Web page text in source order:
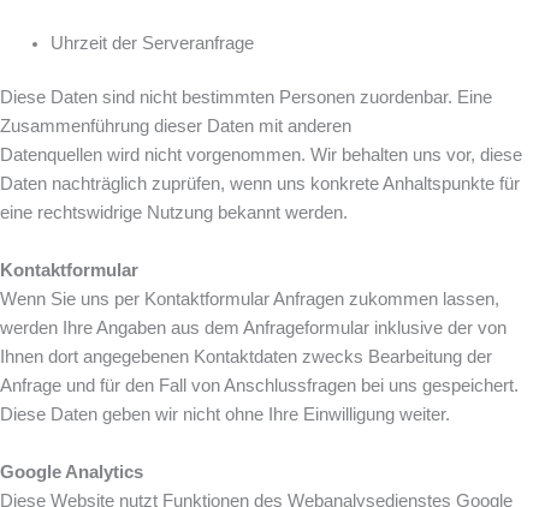
Uhrzeit der Serveranfrage
Diese Daten sind nicht bestimmten Personen zuordenbar. Eine
Zusammenführung dieser Daten mit anderen
Datenquellen wird nicht vorgenommen. Wir behalten uns vor, diese
Daten nachträglich zuprüfen, wenn uns konkrete Anhaltspunkte für
eine rechtswidrige Nutzung bekannt werden.
Kontaktformular
Wenn Sie uns per Kontaktformular Anfragen zukommen lassen,
werden Ihre Angaben aus dem Anfrageformular inklusive der von
Ihnen dort angegebenen Kontaktdaten zwecks Bearbeitung der
Anfrage und für den Fall von Anschlussfragen bei uns gespeichert.
Diese Daten geben wir nicht ohne Ihre Einwilligung weiter.
Google Analytics
Diese Website nutzt Funktionen des Webanalysedienstes Google